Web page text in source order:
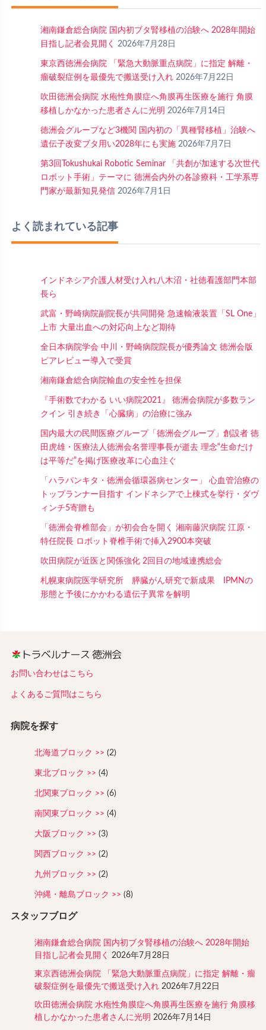
湘南鎌倉総合病院 国内初ブタ腎移植の治験へ 2028年開始
目指し記者会見開く
2026年7月28日
東京西徳洲会病院 「緊急大動脈重点病院」に指定 解離・
瘤破裂症例を最優先で搬送受け入れ 2026年7月22日
吹田徳洲会病院 水疱性角膜症へ角膜再生医療を施行 角膜
移植しかなかった患者さんに光明 2026年7月14日
徳洲会グループなど3機関 国内初の「異種腎移植」治験へ
遺伝子改変ブタ用い2028年にも実施 2026年7月7日
第3回Tokushukai Robotic Seminar 「共創が加速する次世代
ロボット手術」テーマに 徳洲会内外の各診療科・工学系専
門家が最新知見発信 2026年7月1日
よく読まれている記事
インドネシア介護人材受け入れ八木沼・社徳看護部門本部
長ら
武富・野崎病院副院長が共同開発 急速輸液装置「SL One」
上市 大量出血への対応向上など期待
全日本病院学会 中川・野崎病院院長が優秀論文 徳洲会版
ピアレビュー導入で受賞
湘南鎌倉総合病院輸血の安全性を担保
『手術数でわかる いい病院2021』 徳洲会病院が多数ラン
クイン 引き続き「心臓病」の治療に強み
国内最大の民間医療グループ「徳洲会グループ」創設者 徳
田虎雄・医療法人徳洲会名誉理事長が逝去 理念“生命だけ
は平等だ”を掲げ医療改革に心血注ぐ
「ハラパンキタ・徳洲会循環器病センター」 心血管治療の
トップランナー目指す インドネシアで上棟式を挙行・ダヴ
ィンチ5寄贈も
「徳洲会脊椎部会」が初会合を開く 湘南藤沢病院 江原・
特任院長 ロボット脊椎手術で挿入2900本突破
吹田病院が近医と関係強化 2回目の地域連携総会
札幌東病院医学研究所 膵臓がん研究で新成果 IPMNの
形態と予後にかかわる遺伝子異常を解明
お問い合わせはこちら
よくあるご質問はこちら
病院を探す
北海道ブロック (2)
東北ブロック (4)
北関東ブロック (6)
南関東ブロック (4)
大阪ブロック (3)
関西ブロック (2)
九州ブロック (2)
沖縄・離島ブロック (8)
スタッフブログ
湘南鎌倉総合病院 国内初ブタ腎移植の治験へ 2028年開始
目指し記者会見開く
2026年7月28日
東京西徳洲会病院 「緊急大動脈重点病院」に指定 解離・瘤
破裂症例を最優先で搬送受け入れ 2026年7月22日
吹田徳洲会病院 水疱性角膜症へ角膜再生医療を施行 角膜移
植しかなかった患者さんに光明 2026年7月14日